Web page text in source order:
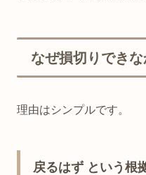
なぜ損切りでき
理由はシンプルです。
戻るはず という根